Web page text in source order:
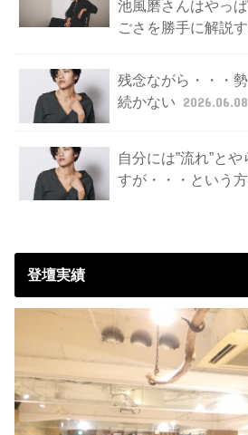
池風磨さんはやっ
ごさを勝手に解説
残念ながら・・・
続かない 2026.06.08
自分には”流れ”と
すが・・・という
登壇実績